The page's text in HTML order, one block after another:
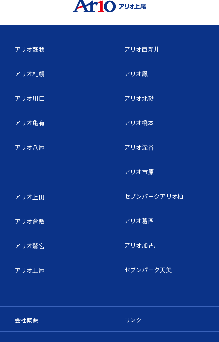
アリオ蘇我
アリオ札幌
アリオ川口
アリオ亀有
アリオ八尾
アリオ上田
アリオ倉敷
アリオ鷲宮
アリオ上尾
アリオ西新井
アリオ鳳
アリオ北砂
アリオ橋本
アリオ深谷
アリオ市原
セブンパークアリオ柏
アリオ葛西
アリオ加古川
セブンパーク天美
会社概要 リンク